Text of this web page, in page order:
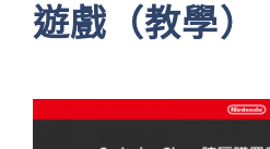
遊戲（教學）